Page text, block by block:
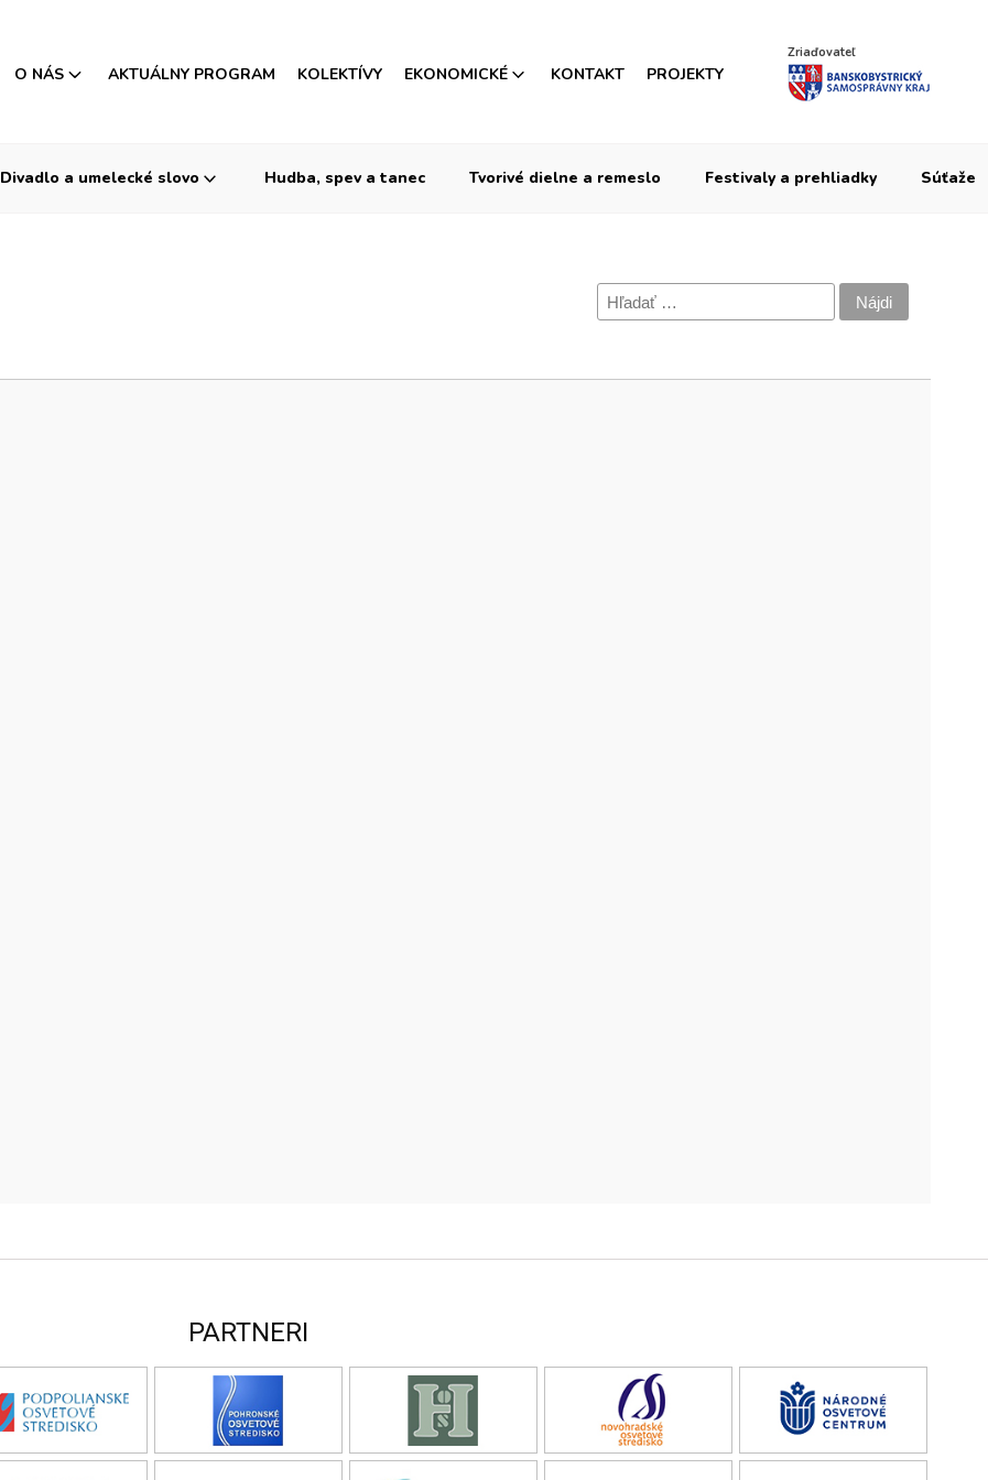
O NÁS AKTUÁLNY PROGRAM KOLEKTÍVY EKONOMICKÉ KONTAKT PROJEKTY
Zriaďovateľ
Divadlo a umelecké slovo Hudba, spev a tanec Tvorivé dielne a remeslo Festivaly a prehliadky Súťaže
Hľadať:
PARTNERI